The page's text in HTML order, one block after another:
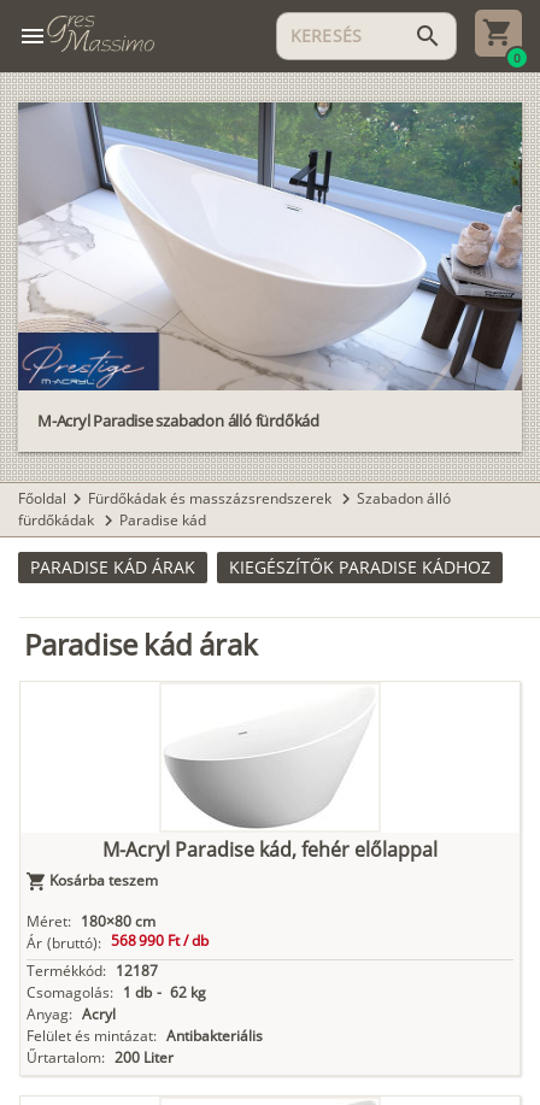
menu search
0
M-Acryl Paradise szabadon álló fürdőkád
Főoldal chevron_right Fürdőkádak és masszázsrendszerek chevron_right Szabadon álló
fürdőkádak chevron_right Paradise kád
PARADISE KÁD ÁRAK KIEGÉSZÍTŐK PARADISE KÁDHOZ
Paradise kád árak
M-Acryl Paradise kád, fehér előlappal
Kosárba teszem
Méret: 180×80 cm
Ár (bruttó): 568 990 Ft /db
Termékkód: 12187
Csomagolás: 1 db - 62 kg
Anyag: Acryl
Felület és mintázat: Antibakteriális
Űrtartalom: 200 Liter